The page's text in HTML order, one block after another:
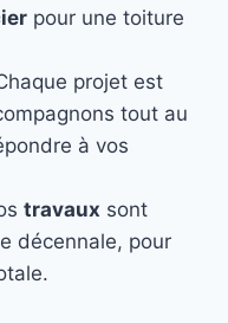
pour une toiture
projet est
tout au
à vos
travaux sont
décennale, pour